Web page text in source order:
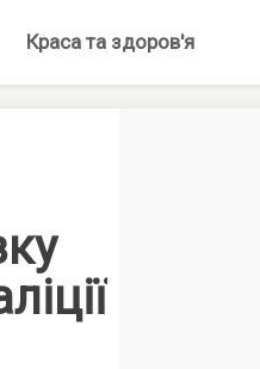
Краса та здоров'я